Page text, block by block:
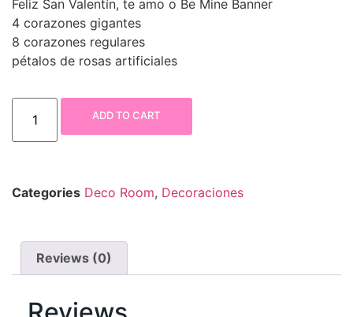
Feliz San Valentín, te amo o Be Mine Banner
4 corazones gigantes
8 corazones regulares
pétalos de rosas artificiales
ADD TO CART
Categories Deco Room, Decoraciones
Reviews (0)